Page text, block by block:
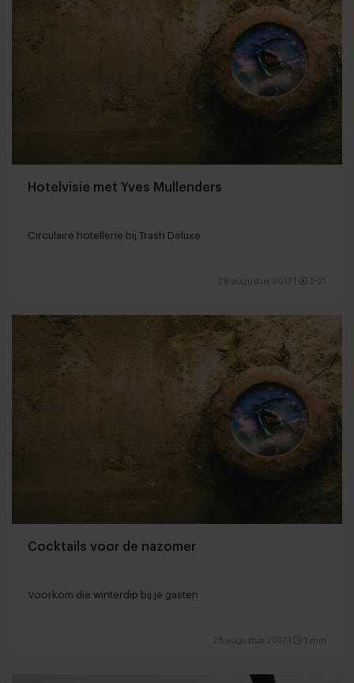
Hotelvisie met Yves Mullenders
Circulaire hotellerie bij Trash Deluxe
28 augustus 2017 2:21
Cocktails voor de nazomer
Voorkom die winterdip bij je gasten
25 augustus 2017 1 min